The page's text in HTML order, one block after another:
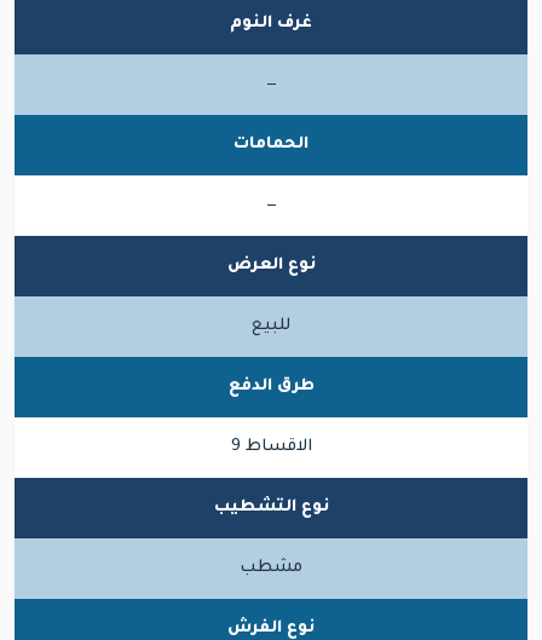
غرف النوم
—
الحمامات
—
نوع العرض
للبيع
طرق الدفع
الاقساط 9
نوع التشطيب
مشطب
نوع الفرش